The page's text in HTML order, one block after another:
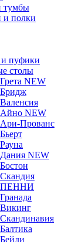
тумбы
и полки
и пуфики
столы
NEW
Бридж
Айно NEW
Ари-Прованс
NEW
ПЕННИ
Викинг